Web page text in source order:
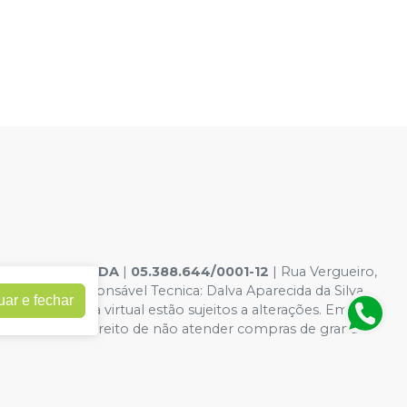
DENTAL LTDA | 05.388.644/0001-12 | Rua Vergueiro,
6 - Responsável Tecnica: Dalva Aparecida da Silva
da loja virtual estão sujeitos a alterações. Em caso
o direito de não atender compras de grandes
e fechar